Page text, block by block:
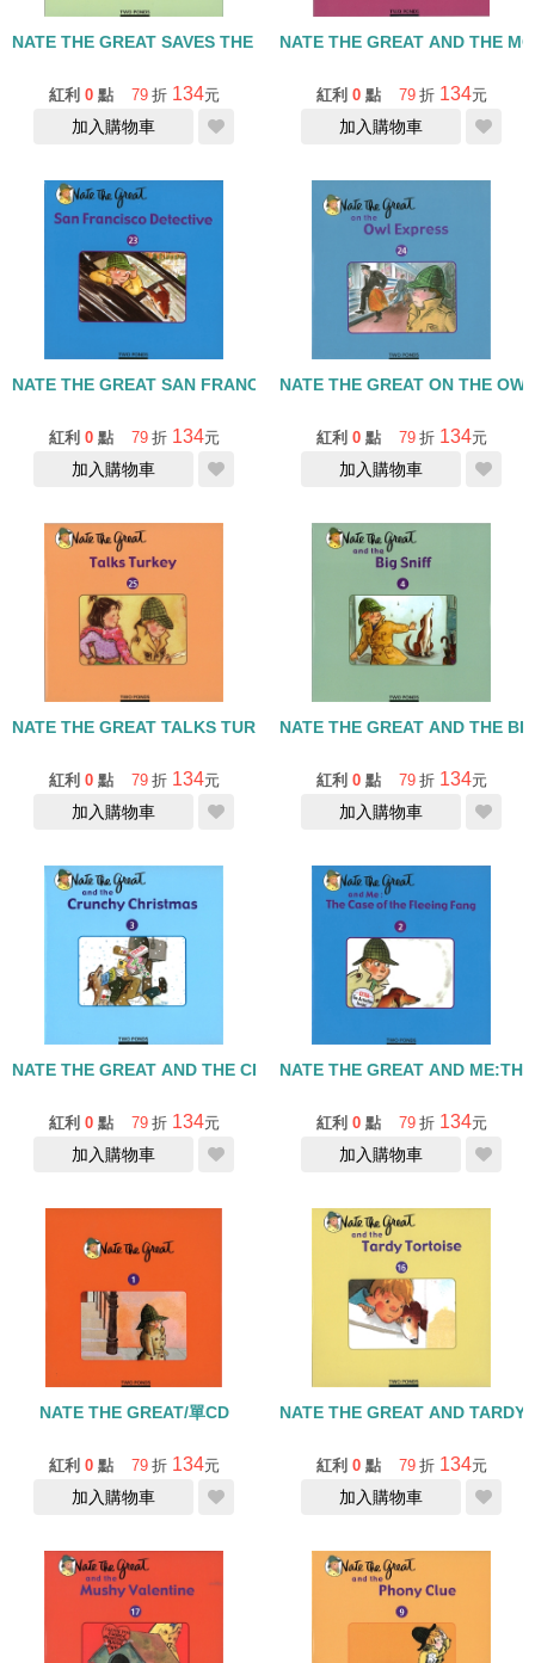
NATE THE GREAT SAVES THE KING OF SWEDEN/單CD
紅利 0 點 79 折 134元
加入購物車
NATE THE GREAT AND THE
紅利 0 點 79 折 134元
加入購物車
NATE THE GREAT SAN FRANCISCO DETECTIV/單CD
紅利 0 點 79 折 134元
加入購物車
NATE THE GREAT ON THE
紅利 0 點 79 折 134元
加入購物車
NATE THE GREAT TALKS TURKEY/單CD
紅利 0 點 79 折 134元
加入購物車
NATE THE GREAT AND THE
紅利 0 點 79 折 134元
加入購物車
NATE THE GREAT AND THE CRUNCY CHRISTMAS/單CD
紅利 0 點 79 折 134元
加入購物車
NATE THE GREAT AND
紅利 0 點 79 折 134元
加入購物車
NATE THE GREAT/單CD
紅利 0 點 79 折 134元
加入購物車
NATE THE GREAT AND TARDY
紅利 0 點 79 折 134元
加入購物車